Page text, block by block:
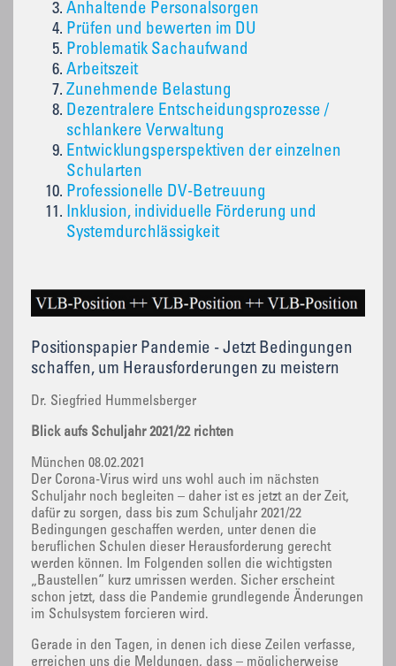
Anhaltende Personalsorgen
Prüfen und bewerten im DU
Problematik Sachaufwand
Arbeitszeit
Zunehmende Belastung
Dezentralere Entscheidungsprozesse /
schlankere Verwaltung
Entwicklungsperspektiven der einzelnen
Schularten
Professionelle DV-Betreuung
Inklusion, individuelle Förderung und
Systemdurchlässigkeit
Positionspapier Pandemie - Jetzt Bedingungen
schaffen, um Herausforderungen zu meistern
Dr. Siegfried Hummelsberger
Blick aufs Schuljahr 2021/22 richten
München 08.02.2021
Der Corona-Virus wird uns wohl auch im nächsten
Schuljahr noch begleiten – daher ist es jetzt an der Zeit,
dafür zu sorgen, dass bis zum Schuljahr 2021/22
Bedingungen geschaffen werden, unter denen die
beruflichen Schulen dieser Herausforderung gerecht
werden können. Im Folgenden sollen die wichtigsten
„Baustellen“ kurz umrissen werden. Sicher erscheint
schon jetzt, dass die Pandemie grundlegende Änderungen
im Schulsystem forcieren wird.
Gerade in den Tagen, in denen ich diese Zeilen verfasse,
erreichen uns die Meldungen, dass – möglicherweise